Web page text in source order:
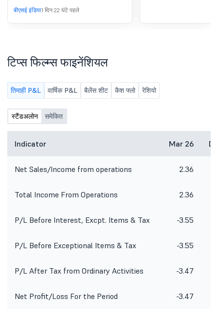
के लिए कंपनी के अनऑडिटेड स्टैंडअलोन
फाइनेंशियल परिणामों पर विचार करने और मंजूरी
देने के लिए.
बीएसई इंडिया1 दिन 22 घंटे पहले
टिप्स फिल्म्स फाइनेंशियल
तिमाही P&L वार्षिक P&L बैलेंस शीट कैश फ्लो रेशियो
स्टैंडअलोन समेकित
Indicator Mar 26
Net Sales/Income from operations 2.36
Total Income From Operations 2.36
P/L Before Interest, Excpt. Items & Tax -3.55
P/L Before Exceptional Items & Tax -3.55
P/L After Tax from Ordinary Activities -3.47
Net Profit/Loss For the Period -3.47